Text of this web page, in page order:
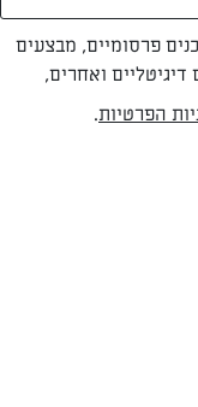
פרסומיים, מבצעים
ואחרים,
הפרטיות.